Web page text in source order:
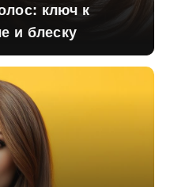
ключ к
и блеску